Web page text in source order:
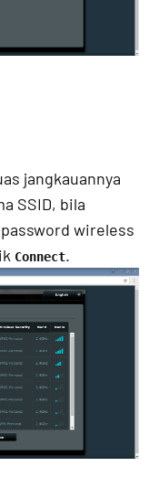
jangkauannya
SSID, bila
wireless
Connect.